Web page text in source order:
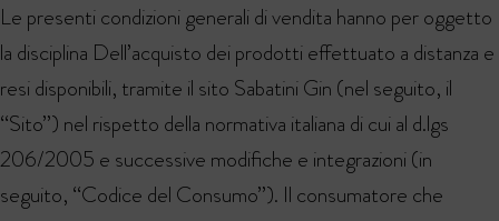
Le presenti condizioni generali di vendita hanno per oggetto
la disciplina Dell’acquisto dei prodotti effettuato a distanza e
resi disponibili, tramite il sito Sabatini Gin (nel seguito, il
“Sito”) nel rispetto della normativa italiana di cui al d.lgs
206/2005 e successive modifiche e integrazioni (in
seguito, “Codice del Consumo”). Il consumatore che